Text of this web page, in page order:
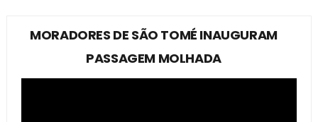
MORADORES DE SÃO TOMÉ INAUGURAM
PASSAGEM MOLHADA